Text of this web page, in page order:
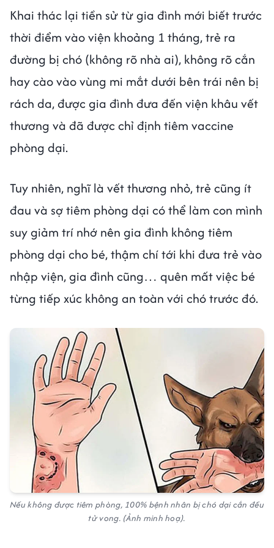
Khai thác lại tiền sử từ gia đình mới biết trước
thời điểm vào viện khoảng 1 tháng, trẻ ra
đường bị chó (không rõ nhà ai), không rõ cắn
hay cào vào vùng mi mắt dưới bên trái nên bị
rách da, được gia đình đưa đến viện khâu vết
thương và đã được chỉ định tiêm vaccine
phòng dại.
Tuy nhiên, nghĩ là vết thương nhỏ, trẻ cũng ít
đau và sợ tiêm phòng dại có thể làm con mình
suy giảm trí nhớ nên gia đình không tiêm
phòng dại cho bé, thậm chí tới khi đưa trẻ vào
nhập viện, gia đình cũng… quên mất việc bé
từng tiếp xúc không an toàn với chó trước đó.
Nếu không được tiêm phòng, 100% bệnh nhân bị chó dại cắn đều
tử vong. (Ảnh minh hoạ).